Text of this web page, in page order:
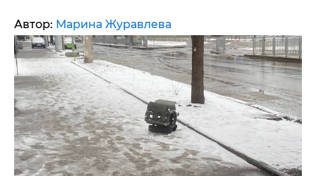
Автор: Марина Журавлева